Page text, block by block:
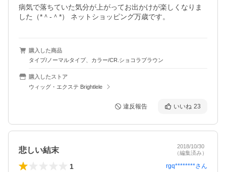
病気で落ちていた気分が上がってお出かけが楽しくなりま
した（*＾-＾*） ネットショッピング万歳です。
購入した商品
タイプ/ノーマルタイプ、カラー/CR.ショコラブラウン
購入したストア
ウィッグ・エクステ Brightlele
違反報告 いいね 23
悲しい結末
2018/10/30
（編集済み）
1 rgq********さん